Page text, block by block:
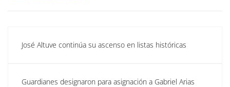
José Altuve continúa su ascenso en listas históricas
Guardianes designaron para asignación a Gabriel Arias